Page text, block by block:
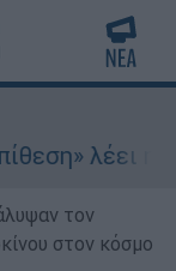
λέει η
τον
στον κόσμο